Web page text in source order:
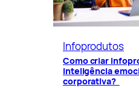
Infoprodutos
Como criar
inteligência
corporativa?